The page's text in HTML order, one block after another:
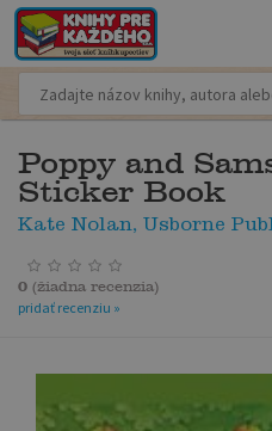
Poppy and
Sticker Book
Kate Nolan, Usborne
0 (žiadna recenzia)
pridať recenziu »